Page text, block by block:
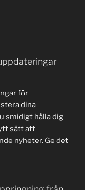
för
dina
smidigt hålla dig
sätt att
nyheter. Ge det